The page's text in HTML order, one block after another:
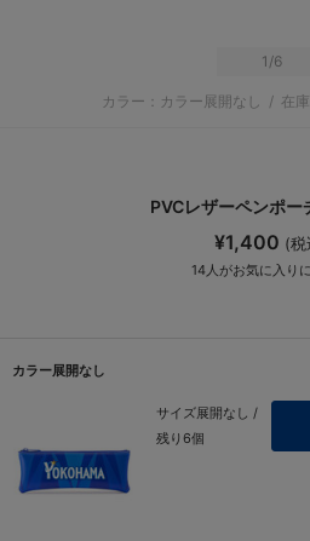
1 /6
カラー：カラー展開なし / 在庫
PVCレザーペンポー
¥1,400 (税
14 人がお気に入り
カラー展開なし
サイズ展開なし /
残り6個